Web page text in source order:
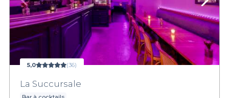
5,0 (36)
La Succursale